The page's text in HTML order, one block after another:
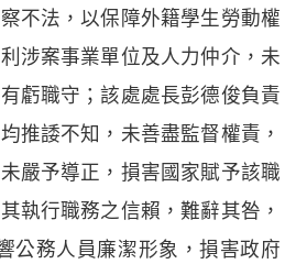
不法，以保障外籍學生勞動權
涉案事業單位及人力仲介，未
虧職守；該處處長彭德俊負責
推諉不知，未善盡監督權責，
嚴予導正，損害國家賦予該職
執行職務之信賴，難辭其咎，
公務人員廉潔形象，損害政府